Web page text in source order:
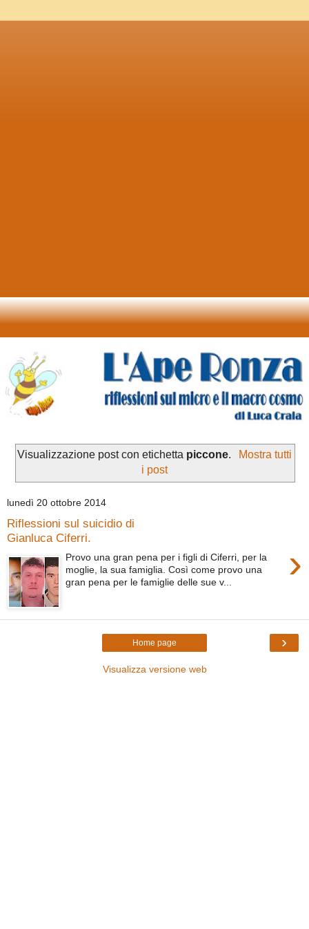
Visualizzazione post con etichetta piccone.
Mostra tutti
i post
lunedì 20 ottobre 2014
Riflessioni sul suicidio di
Gianluca Ciferri.
›
Provo una gran pena per i figli di Ciferri, per la
moglie, la sua famiglia. Così come provo una
gran pena per le famiglie delle sue v...
›
Home page
Visualizza versione web